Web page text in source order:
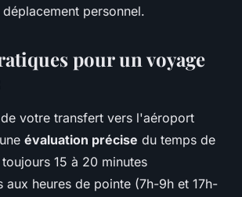
personnel.
pour un voyage
votre transfert vers l'aéroport
évaluation précise du temps de
15 à 20 minutes
aux heures de pointe (7h-9h et 17h-